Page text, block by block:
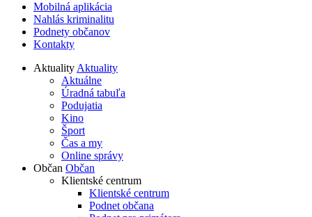
Mobilná aplikácia
Nahlás kriminalitu
Podnety občanov
Kontakty
Aktuality Aktuality
Aktuálne
Úradná tabuľa
Podujatia
Kino
Šport
Čas a my
Online správy
Občan Občan
Klientské centrum
Klientské centrum
Podnet občana